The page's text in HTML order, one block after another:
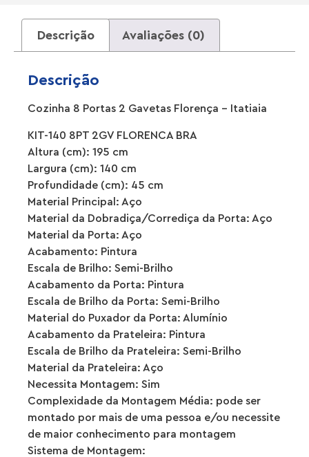
Descrição Avaliações (0)
Descrição
Cozinha 8 Portas 2 Gavetas Florença – Itatiaia
KIT-140 8PT 2GV FLORENCA BRA
Altura (cm): 195 cm
Largura (cm): 140 cm
Profundidade (cm): 45 cm
Material Principal: Aço
Material da Dobradiça/Corrediça da Porta: Aço
Material da Porta: Aço
Acabamento: Pintura
Escala de Brilho: Semi-Brilho
Acabamento da Porta: Pintura
Escala de Brilho da Porta: Semi-Brilho
Material do Puxador da Porta: Alumínio
Acabamento da Prateleira: Pintura
Escala de Brilho da Prateleira: Semi-Brilho
Material da Prateleira: Aço
Necessita Montagem: Sim
Complexidade da Montagem Média: pode ser
montado por mais de uma pessoa e/ou necessite
de maior conhecimento para montagem
Sistema de Montagem: